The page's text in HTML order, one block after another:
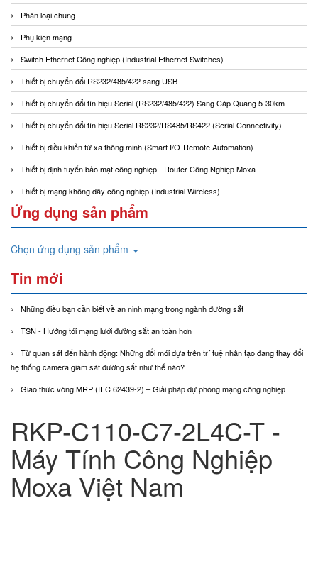
Phân loại chung
Phụ kiện mạng
Switch Ethernet Công nghiệp (Industrial Ethernet Switches)
Thiết bị chuyển đổi RS232/485/422 sang USB
Thiết bị chuyển đổi tín hiệu Serial (RS232/485/422) Sang Cáp Quang 5-30km
Thiết bị chuyển đổi tín hiệu Serial RS232/RS485/RS422 (Serial Connectivity)
Thiết bị điều khiển từ xa thông minh (Smart I/O-Remote Automation)
Thiết bị định tuyến bảo mật công nghiệp - Router Công Nghiệp Moxa
Thiết bị mạng không dây công nghiệp (Industrial Wireless)
Ứng dụng sản phẩm
Chọn ứng dụng sản phẩm
Tin mới
Những điều bạn cần biết về an ninh mạng trong ngành đường sắt
TSN - Hướng tới mạng lưới đường sắt an toàn hơn
Từ quan sát đến hành động: Những đổi mới dựa trên trí tuệ nhân tạo đang thay đổi
hệ thống camera giám sát đường sắt như thế nào?
Giao thức vòng MRP (IEC 62439-2) – Giải pháp dự phòng mạng công nghiệp
RKP-C110-C7-2L4C-T -
Máy Tính Công Nghiệp
Moxa Việt Nam